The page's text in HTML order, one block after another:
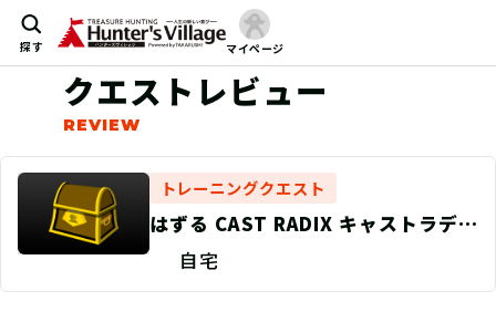
探す マイページ
クエストレビュー
トレーニングクエスト
はずる CAST RADIX キャストラディ
ックス〜おうちでトレーニング＋〜
自宅